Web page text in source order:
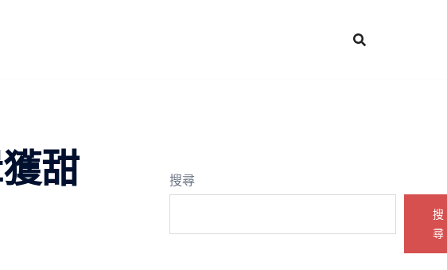
甜
搜尋
搜
尋